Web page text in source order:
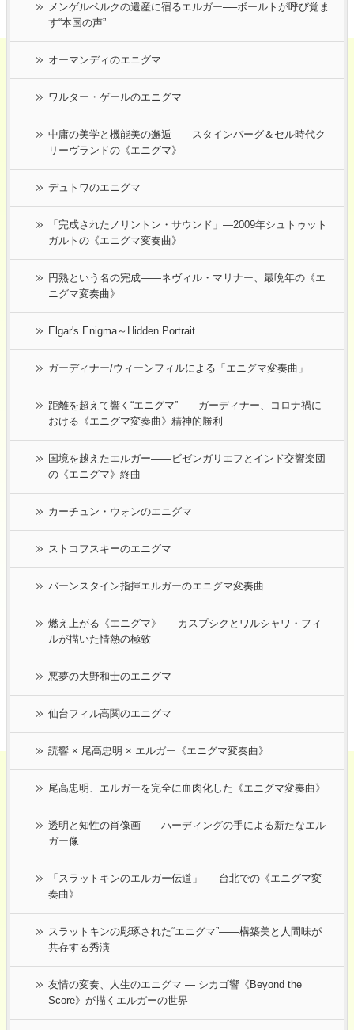
メンゲルベルクの遺産に宿るエルガー──ボールトが呼び覚ま
す“本国の声”
オーマンディのエニグマ
ワルター・ゲールのエニグマ
中庸の美学と機能美の邂逅――スタインバーグ＆セル時代ク
リーヴランドの《エニグマ》
デュトワのエニグマ
「完成されたノリントン・サウンド」―2009年シュトゥット
ガルトの《エニグマ変奏曲》
円熟という名の完成――ネヴィル・マリナー、最晩年の《エ
ニグマ変奏曲》
Elgar's Enigma～Hidden Portrait
ガーディナー/ウィーンフィルによる「エニグマ変奏曲」
距離を超えて響く“エニグマ”――ガーディナー、コロナ禍に
おける《エニグマ変奏曲》精神的勝利
国境を越えたエルガー――ビゼンガリエフとインド交響楽団
の《エニグマ》終曲
カーチュン・ウォンのエニグマ
ストコフスキーのエニグマ
バーンスタイン指揮エルガーのエニグマ変奏曲
燃え上がる《エニグマ》 ― カスプシクとワルシャワ・フィ
ルが描いた情熱の極致
悪夢の大野和士のエニグマ
仙台フィル高関のエニグマ
読響 × 尾高忠明 × エルガー《エニグマ変奏曲》
尾高忠明、エルガーを完全に血肉化した《エニグマ変奏曲》
透明と知性の肖像画――ハーディングの手による新たなエル
ガー像
「スラットキンのエルガー伝道」 ― 台北での《エニグマ変
奏曲》
スラットキンの彫琢された“エニグマ”——構築美と人間味が
共存する秀演
友情の変奏、人生のエニグマ ― シカゴ響《Beyond the
Score》が描くエルガーの世界